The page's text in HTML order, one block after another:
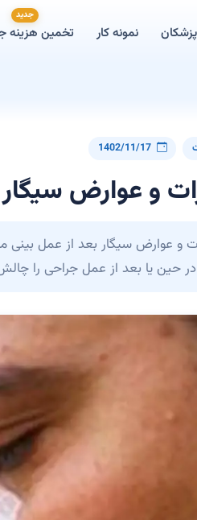
نمونه کار
جدید
تخمین هزینه
1402/11/17
و عوارض
و عوارض سیگار بعد از عمل بینی می
حین یا بعد از عمل جراحی را چالش